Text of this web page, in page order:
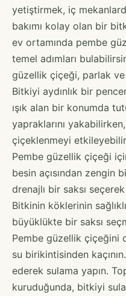
yetiştirmek, iç
bakımı kolay olan bir
ev ortamında pembe
temel adımları
güzellik çiçeği, parlak ve
Bitkiyi aydınlık bir
ışık alan bir konumda
yapraklarını
çiçeklenmeyi
Pembe güzellik çiçeği
besin açısından zengin
drenajlı bir saksı
Bitkinin köklerinin
büyüklükte bir saksı
Pembe güzellik çiçeğini
su birikintisinden
ederek sulama yapın.
kuruduğunda, bitkiyi